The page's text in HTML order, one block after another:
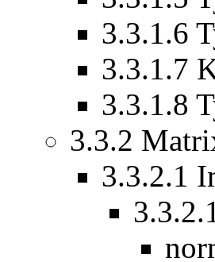
3.3.1.6
3.3.1.7
3.3.1.8
3.3.2
3.3.2.1